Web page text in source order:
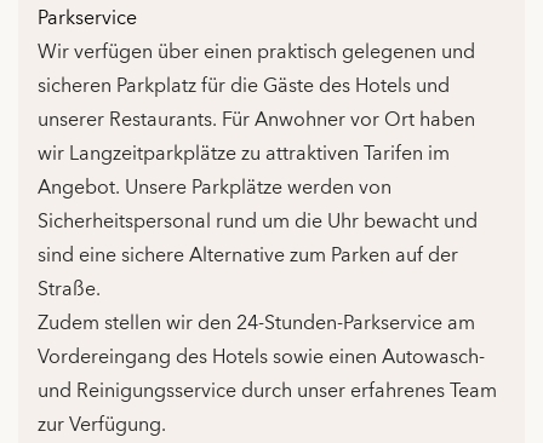
Parkservice
Wir verfügen über einen praktisch gelegenen und
sicheren Parkplatz für die Gäste des Hotels und
unserer Restaurants. Für Anwohner vor Ort haben
wir Langzeitparkplätze zu attraktiven Tarifen im
Angebot. Unsere Parkplätze werden von
Sicherheitspersonal rund um die Uhr bewacht und
sind eine sichere Alternative zum Parken auf der
Straße.
Zudem stellen wir den 24-Stunden-Parkservice am
Vordereingang des Hotels sowie einen Autowasch-
und Reinigungsservice durch unser erfahrenes Team
zur Verfügung.